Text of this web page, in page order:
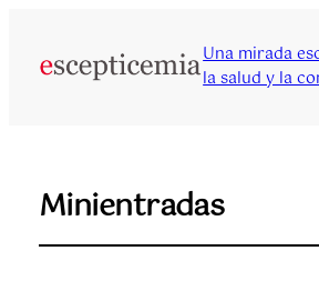
Una mirada
la salud y la
Minientradas